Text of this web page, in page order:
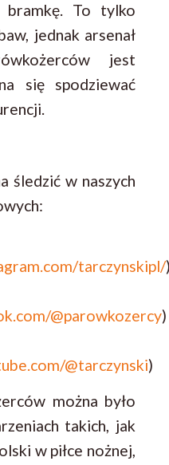
bramkę. To tylko
jednak arsenał
jest
się spodziewać
śledzić w naszych
tarczynskipl/
@parowkozercy)
@tarczynski)
można było
takich, jak
w piłce nożnej,